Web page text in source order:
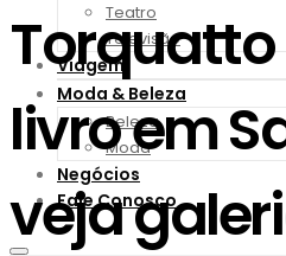
Teatro
Televisão
Viagem
Moda & Beleza
Beleza
Moda
Negócios
Fale Conosco
livro em
veja